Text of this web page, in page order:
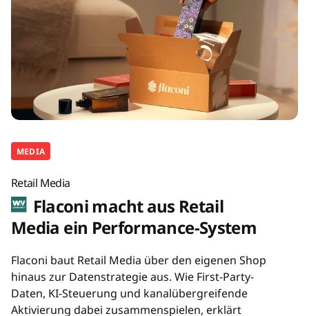
MEDIA
Retail Media
Flaconi macht aus Retail
Media ein Performance-System
Flaconi baut Retail Media über den eigenen Shop
hinaus zur Datenstrategie aus. Wie First-Party-
Daten, KI-Steuerung und kanalübergreifende
Aktivierung dabei zusammenspielen, erklärt